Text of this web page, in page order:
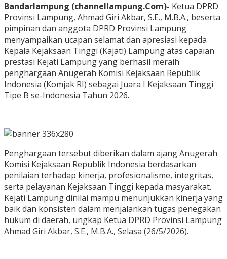
Bandarlampung (channellampung.Com)- Ketua DPRD
Provinsi Lampung, Ahmad Giri Akbar, S.E., M.B.A., beserta
pimpinan dan anggota DPRD Provinsi Lampung
menyampaikan ucapan selamat dan apresiasi kepada
Kepala Kejaksaan Tinggi (Kajati) Lampung atas capaian
prestasi Kejati Lampung yang berhasil meraih
penghargaan Anugerah Komisi Kejaksaan Republik
Indonesia (Komjak RI) sebagai Juara I Kejaksaan Tinggi
Tipe B se-Indonesia Tahun 2026.
Penghargaan tersebut diberikan dalam ajang Anugerah
Komisi Kejaksaan Republik Indonesia berdasarkan
penilaian terhadap kinerja, profesionalisme, integritas,
serta pelayanan Kejaksaan Tinggi kepada masyarakat.
Kejati Lampung dinilai mampu menunjukkan kinerja yang
baik dan konsisten dalam menjalankan tugas penegakan
hukum di daerah, ungkap Ketua DPRD Provinsi Lampung
Ahmad Giri Akbar, S.E., M.B.A., Selasa (26/5/2026).